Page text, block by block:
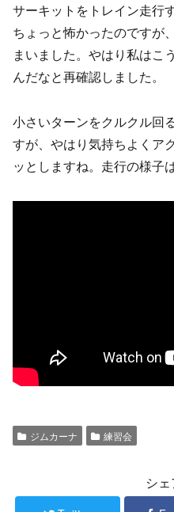
サーキットをトレイン走行
ちょっと怖かったのですが
まいました。やはり私はこ
んだなと再確認しました。
小さいターンをクルクル回
すが、やはり気持ちよくア
ッとしますね。走行の様子
ジムカーナ 練習会
シ